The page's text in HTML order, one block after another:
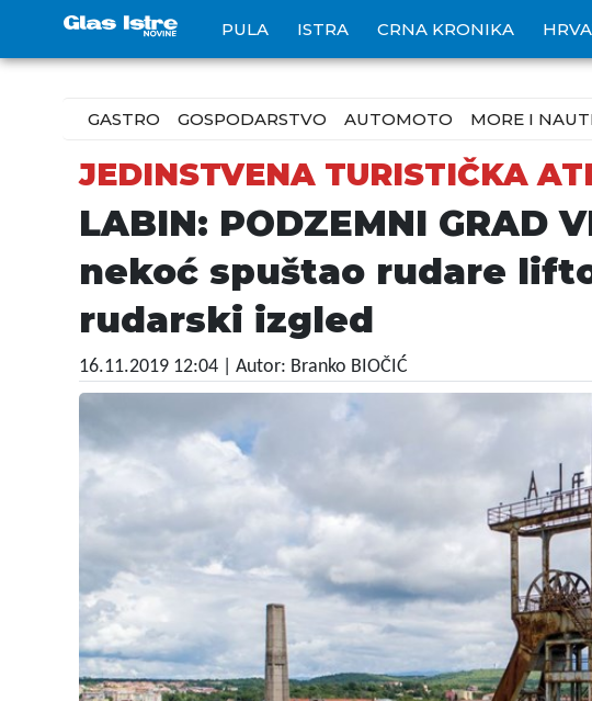
PULA ISTRA CRNA KRONIKA
GASTRO GOSPODARSTVO AUTOMOTO MORE I
JEDINSTVENA TURISTIČKA
LABIN: PODZEMNI GRAD
nekoć spuštao rudare
rudarski izgled
16.11.2019 12:04 | Autor: Branko BIOČIĆ